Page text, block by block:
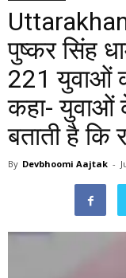
पुष्कर सिंह
221 युवाओं
कहा- युवाओं
बताती है कि
By Devbhoomi Aajtak -